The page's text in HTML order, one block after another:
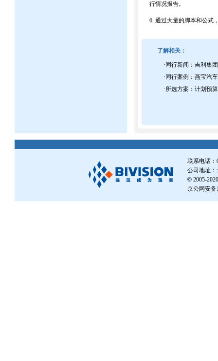
行情况报告。
6. 通过大量的脚本和公式
了解相关：
· 同行新闻：吉利集
· 同行案例：燕宝汽
·所选方案：计划预
联系电话：
公司地址：
© 2005-
京公网安备